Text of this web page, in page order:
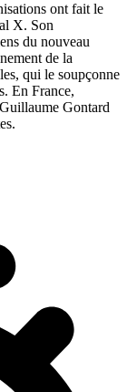
ont fait le
X. Son
du nouveau
de la
qui le soupçonne
En France,
Gontard